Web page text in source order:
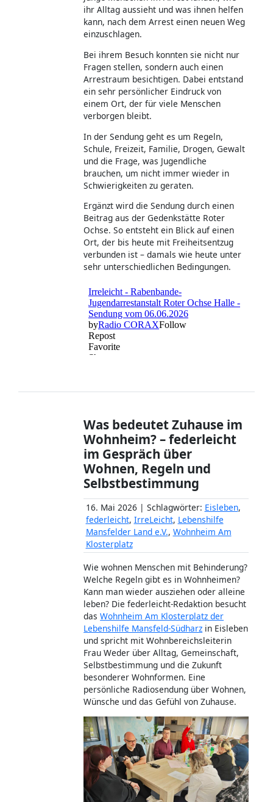
ihr Alltag aussieht und was ihnen helfen
kann, nach dem Arrest einen neuen Weg
einzuschlagen.
Bei ihrem Besuch konnten sie nicht nur
Fragen stellen, sondern auch einen
Arrestraum besichtigen. Dabei entstand
ein sehr persönlicher Eindruck von
einem Ort, der für viele Menschen
verborgen bleibt.
In der Sendung geht es um Regeln,
Schule, Freizeit, Familie, Drogen, Gewalt
und die Frage, was Jugendliche
brauchen, um nicht immer wieder in
Schwierigkeiten zu geraten.
Ergänzt wird die Sendung durch einen
Beitrag aus der Gedenkstätte Roter
Ochse. So entsteht ein Blick auf einen
Ort, der bis heute mit Freiheitsentzug
verbunden ist – damals wie heute unter
sehr unterschiedlichen Bedingungen.
Was bedeutet Zuhause im
Wohnheim? – federleicht
im Gespräch über
Wohnen, Regeln und
Selbstbestimmung
16. Mai 2026 | Schlagwörter: Eisleben,
federleicht, IrreLeicht, Lebenshilfe
Mansfelder Land e.V., Wohnheim Am
Klosterplatz
Wie wohnen Menschen mit Behinderung?
Welche Regeln gibt es in Wohnheimen?
Kann man wieder ausziehen oder alleine
leben? Die federleicht-Redaktion besucht
dasWohnheim Am Klosterplatz der
Lebenshilfe Mansfeld-Südharz in Eisleben
und spricht mit Wohnbereichsleiterin
Frau Weder über Alltag, Gemeinschaft,
Selbstbestimmung und die Zukunft
besonderer Wohnformen. Eine
persönliche Radiosendung über Wohnen,
Wünsche und das Gefühl von Zuhause.